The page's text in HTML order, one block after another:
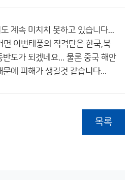
계속 미치치 못하고 있습니다...
면 이번태풍의 직격탄은 한국,북
도가 되겠네요... 물론 중국 해안
에 피해가 생길것 같습니다...
목록